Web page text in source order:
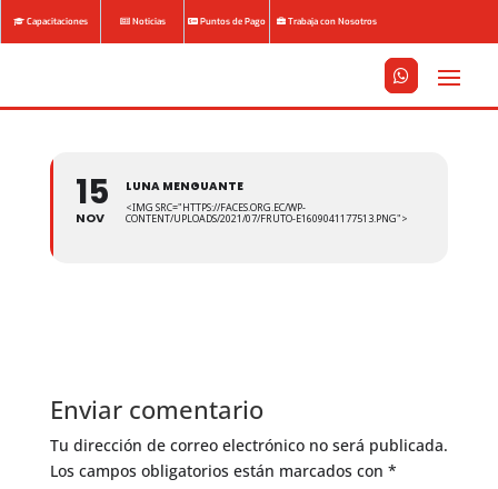
Capacitaciones Noticias Puntos de Pago Trabaja con Nosotros



15
NOV
LUNA MENGUANTE
<IMG SRC="HTTPS://FACES.ORG.EC/WP-
CONTENT/UPLOADS/2021/07/FRUTO-E1609041177513.PNG">
Enviar comentario
Tu dirección de correo electrónico no será publicada.
Los campos obligatorios están marcados con *